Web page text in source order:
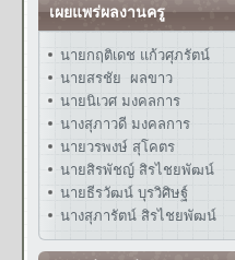
เผยแพร่ผลงานครู
นายกฤติเดช แก้วศุภรัตน์
นายสรชัย ผลขาว
นายนิเวศ มงคลการ
นางสุภาวดี มงคลการ
นายวรพงษ์ สุโคตร
นายสิรพัชญ์ สิรไชยพัฒน์
นายธีรวัฒน์ บุรวิศิษฐ์
นางสุภารัตน์ สิรไชยพัฒน์